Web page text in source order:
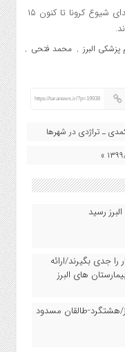
فتحی در پایان تصریح کرد: خوشبختانه از ابتدای شیوع کرونا تا کنون ۱۵
البرز , محمد فتحی ,
https://taranews.ir/?p=19938
رسید
جدی بگیرند/ارائه
های البرز
هشتگرد-طالقان مسدود